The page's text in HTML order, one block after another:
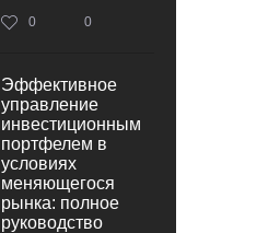
0 0
Эффективное
управление
инвестиционным
портфелем в
условиях
меняющегося
рынка: полное
руководство